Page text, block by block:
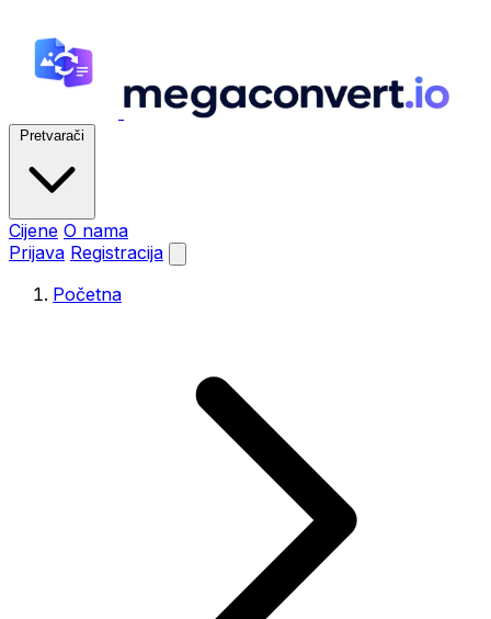
Pretvarači
Cijene O nama
Prijava Registracija
Početna